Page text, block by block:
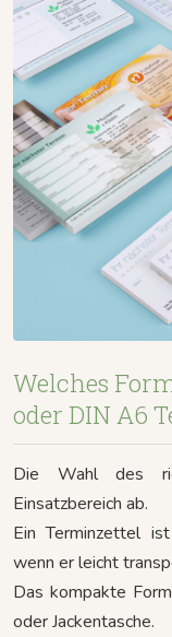
Welches
oder DIN A6
Die Wahl des
Einsatzbereich ab.
Ein Terminzettel
wenn er leicht
Das kompakte
oder Jackentasche.